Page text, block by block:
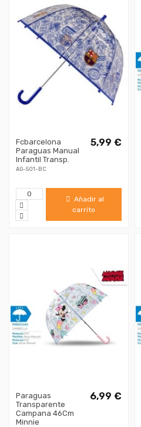
Fcbarcelona
Paraguas Manual
Infantil Transp.
AG-501-BC
5,99 €
Añadir al
carrito
Paraguas
Transparente
Campana 46Cm
Minnie
6,99 €